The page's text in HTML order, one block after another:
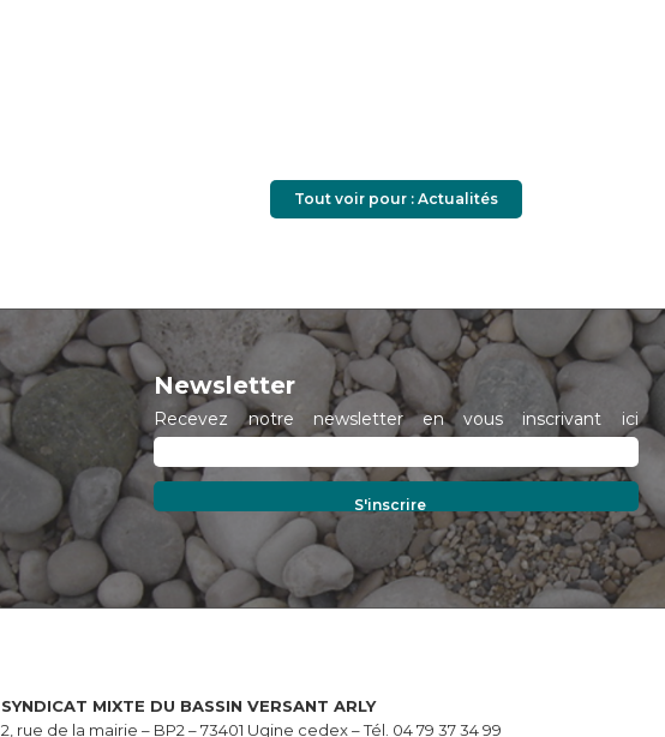
Tout voir pour : Actualités
Newsletter
Recevez notre newsletter en vous inscrivant ici
SYNDICAT MIXTE DU BASSIN VERSANT ARLY
2, rue de la mairie – BP2 – 73401 Ugine cedex – Tél. 04 79 37 34 99